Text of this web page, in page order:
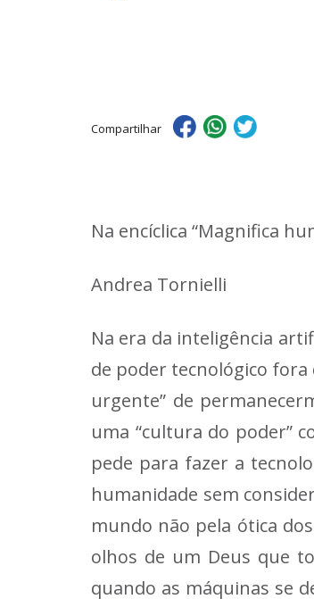
Compartilhar
Na encíclica “Magnifica
Andrea Tornielli
Na era da inteligência
de poder tecnológico fora
urgente” de
uma “cultura do poder”
pede para fazer a
humanidade sem
mundo não pela ótica
olhos de um Deus que
quando as máquinas se